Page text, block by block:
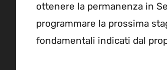
ottenere la permanenza in
programmare la prossima
fondamentali indicati dal